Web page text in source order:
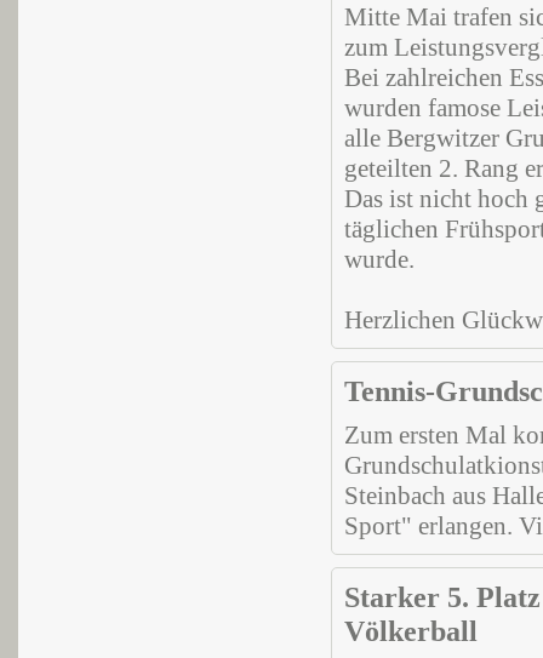
Mitte Mai trafen
zum
Bei zahlreichen
wurden famose
alle Bergwitzer
geteilten 2. Rang
Das ist nicht hoch
täglichen
wurde.
Herzlichen
Tennis-
Zum ersten Mal
Steinbach aus
Sport" erlangen.
Starker 5.
Völkerball